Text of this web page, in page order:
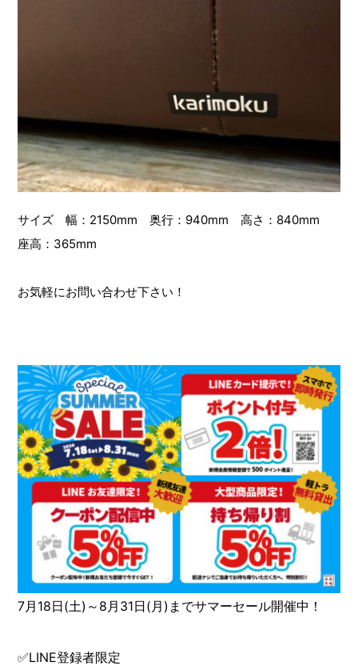
サイズ 幅：2150mm 奥行：940mm 高さ：840mm
座高：365mm
お気軽にお問い合わせ下さい！
7月18日(土)～8月31日(月)までサマーセール開催中！
✅LINE登録者限定